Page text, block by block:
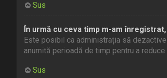
Sus
În urmă cu ceva timp m-am
Este posibil ca administrația să
anumită perioadă de timp pentru a
Sus